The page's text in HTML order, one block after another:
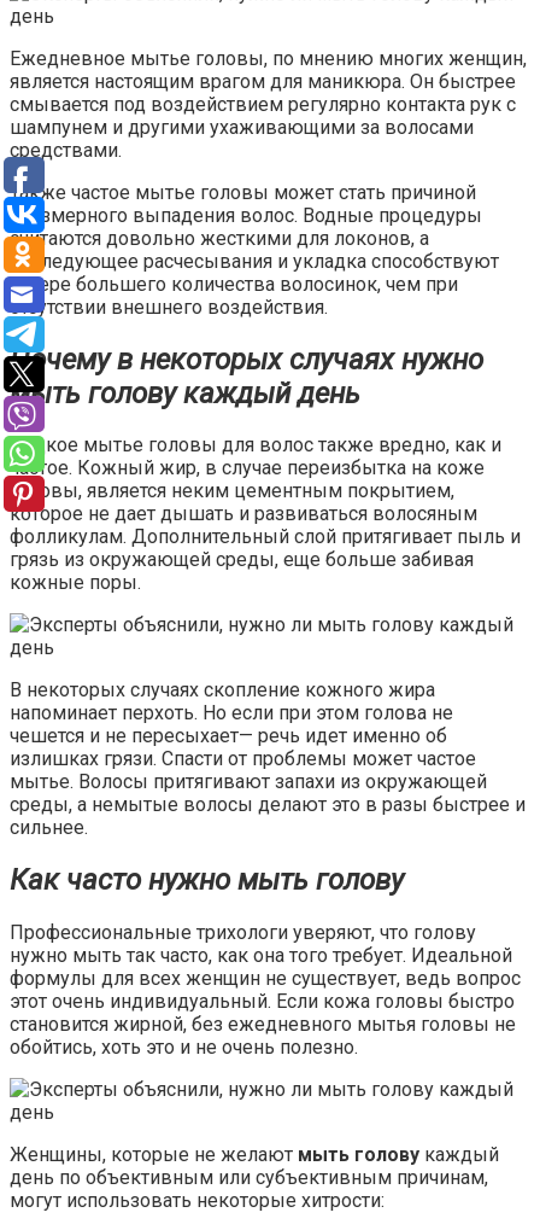
Ежедневное мытье головы, по мнению многих женщин,
является настоящим врагом для маникюра. Он быстрее
смывается под воздействием регулярно контакта рук с
шампунем и другими ухаживающими за волосами
средствами.
Также частое мытье головы может стать причиной
чрезмерного выпадения волос. Водные процедуры
считаются довольно жесткими для локонов, а
последующее расчесывания и укладка способствуют
потере большего количества волосинок, чем при
отсутствии внешнего воздействия.
Почему в некоторых случаях нужно
мыть голову каждый день
Редкое мытье головы для волос также вредно, как и
частое. Кожный жир, в случае переизбытка на коже
головы, является неким цементным покрытием,
которое не дает дышать и развиваться волосяным
фолликулам. Дополнительный слой притягивает пыль и
грязь из окружающей среды, еще больше забивая
кожные поры.
В некоторых случаях скопление кожного жира
напоминает перхоть. Но если при этом голова не
чешется и не пересыхает— речь идет именно об
излишках грязи. Спасти от проблемы может частое
мытье. Волосы притягивают запахи из окружающей
среды, а немытые волосы делают это в разы быстрее и
сильнее.
Как часто нужно мыть голову
Профессиональные трихологи уверяют, что голову
нужно мыть так часто, как она того требует. Идеальной
формулы для всех женщин не существует, ведь вопрос
этот очень индивидуальный. Если кожа головы быстро
становится жирной, без ежедневного мытья головы не
обойтись, хоть это и не очень полезно.
Женщины, которые не желают мыть голову каждый
день по объективным или субъективным причинам,
могут использовать некоторые хитрости: